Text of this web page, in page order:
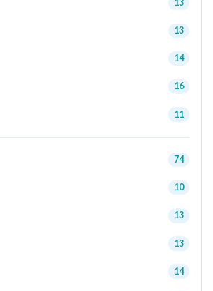
13
13
14
16
11
74
10
13
13
14